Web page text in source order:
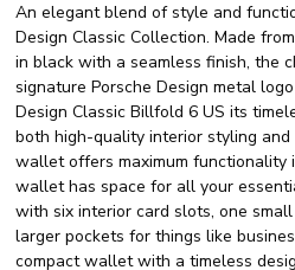
An elegant blend of style and
Design Classic Collection. Made
in black with a seamless finish, the
signature Porsche Design metal
Design Classic Billfold 6 US its
both high-quality interior styling and
wallet offers maximum functionality
wallet has space for all your
with six interior card slots, one
larger pockets for things like
compact wallet with a timeless